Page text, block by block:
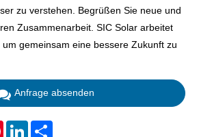
zu verstehen. Begrüßen Sie neue und
Zusammenarbeit. SIC Solar arbeitet
gemeinsam eine bessere Zukunft zu
Anfrage absenden
PinterestLinkedIn